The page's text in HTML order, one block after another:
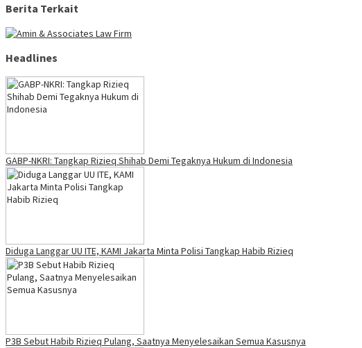
Berita Terkait
Headlines
GABP-NKRI: Tangkap Rizieq Shihab Demi Tegaknya Hukum di Indonesia
Diduga Langgar UU ITE, KAMI Jakarta Minta Polisi Tangkap Habib Rizieq
P3B Sebut Habib Rizieq Pulang, Saatnya Menyelesaikan Semua Kasusnya